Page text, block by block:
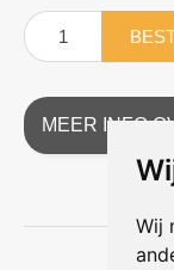
Wij
MEER INFO